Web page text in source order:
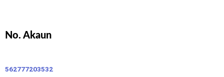
No. Akaun
562777203532